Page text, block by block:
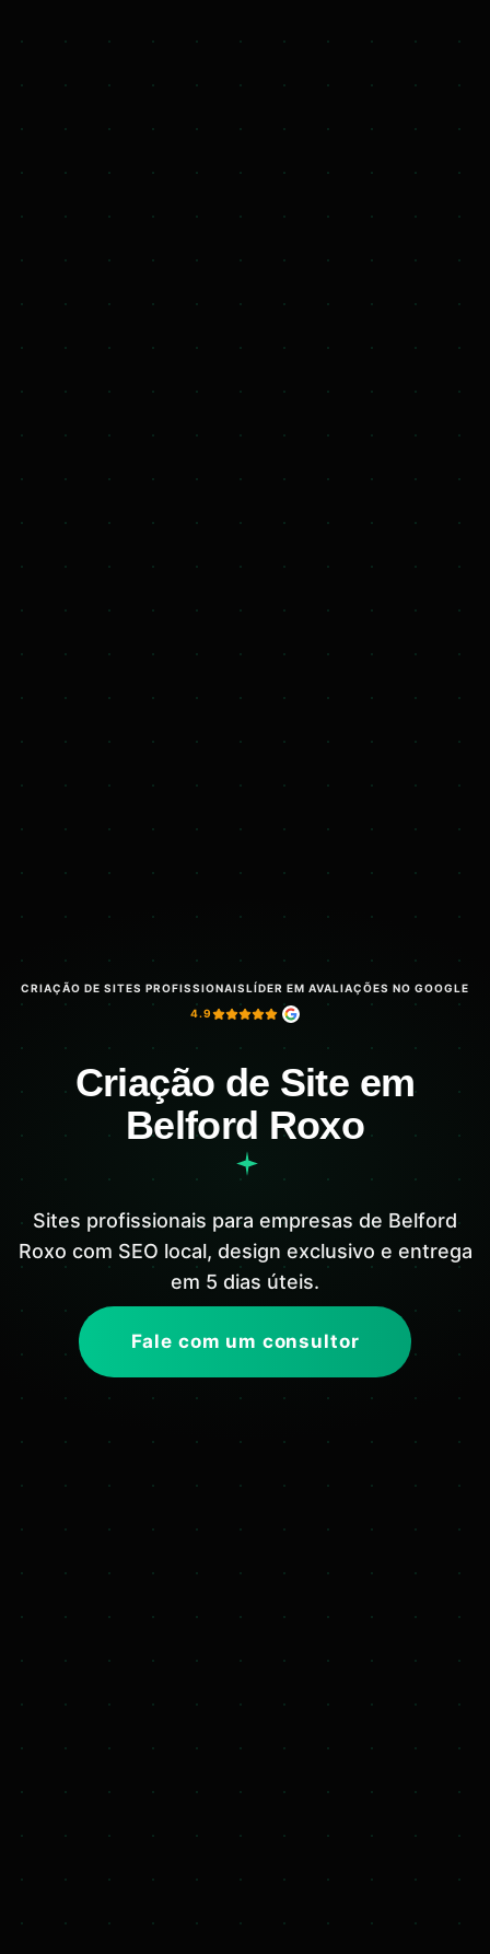
CRIAÇÃO DE SITES PROFISSIONAISLÍDER EM AVALIAÇÕES NO GOOGLE
4.9
Criação de Site em
Belford Roxo
Sites profissionais para empresas de Belford
Roxo com SEO local, design exclusivo e entrega
em 5 dias úteis.
Fale com um consultor